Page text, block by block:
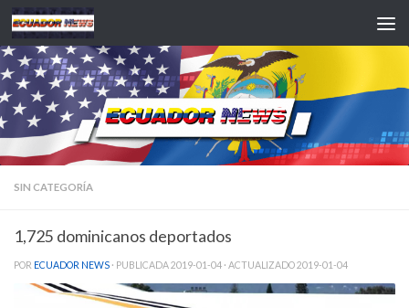
Saltar al contenido
SIN CATEGORÍA
1,725 dominicanos deportados
POR ECUADOR NEWS · PUBLICADA2019-01-04 · ACTUALIZADO2019-01-04